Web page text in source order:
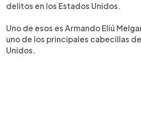
delitos en los Estados Unidos.
Uno de esos es Armando Eliú
uno de los principales cabecillas
Unidos.